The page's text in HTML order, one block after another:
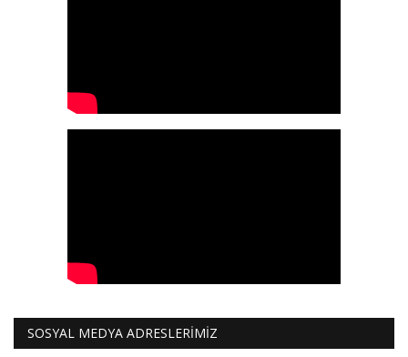
SOSYAL MEDYA ADRESLERİMİZ